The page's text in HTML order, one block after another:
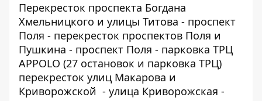
Перекресток проспекта Богдана
Хмельницкого и улицы Титова - проспект
Поля - перекресток проспектов Поля и
Пушкина - проспект Поля - парковка ТРЦ
APPOLO (27 остановок и парковка ТРЦ)
перекресток улиц Макарова и
Криворожской - улица Криворожская -